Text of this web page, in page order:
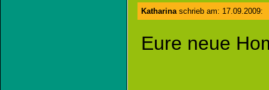
Katharinaschrieb am: 17.09.2009:
Eure neue